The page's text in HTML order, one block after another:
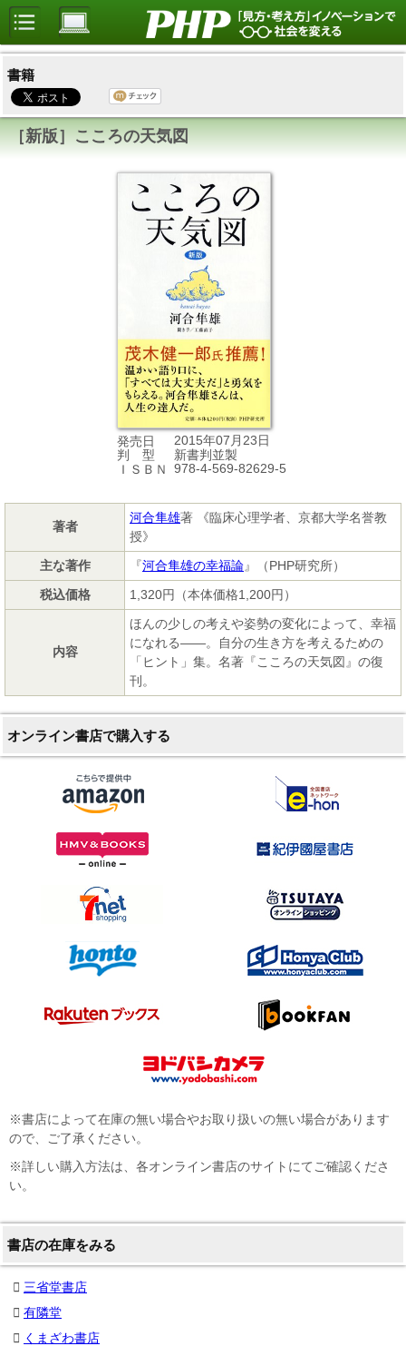
書籍
［新版］こころの天気図
発売日
2015年07月23日
判 型
新書判並製
ＩＳＢＮ
978-4-569-82629-5
著者
河合隼雄著 《臨床心理学者、京都大学名誉教
授》
主な著作
『河合隼雄の幸福論』（PHP研究所）
税込価格
1,320円（本体価格1,200円）
内容
ほんの少しの考えや姿勢の変化によって、幸福
になれる――。自分の生き方を考えるための
「ヒント」集。名著『こころの天気図』の復
刊。
オンライン書店で購入する
※書店によって在庫の無い場合やお取り扱いの無い場合があります
ので、ご了承ください。
※詳しい購入方法は、各オンライン書店のサイトにてご確認くださ
い。
書店の在庫をみる
三省堂書店
有隣堂
くまざわ書店